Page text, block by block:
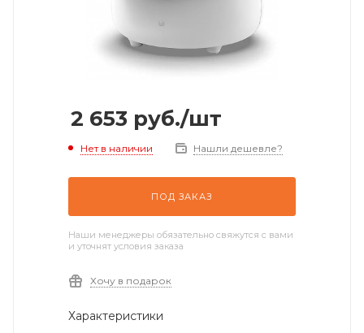
2 653 руб./шт
Нет в наличии Нашли дешевле?
ПОД ЗАКАЗ
Наши менеджеры обязательно свяжутся с вами
и уточнят условия заказа
Хочу в подарок
Характеристики